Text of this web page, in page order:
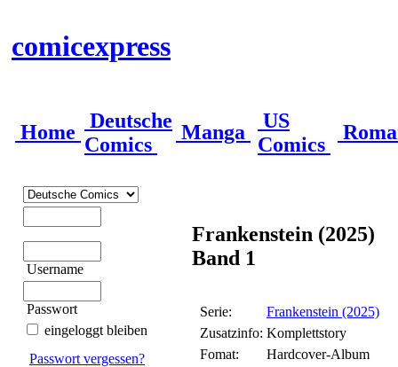
comicexpress
Home
Deutsche
Comics
Manga
US
Comics
Username
Passwort
eingeloggt bleiben
Passwort vergessen?
Frankenstein (2025)
Band 1
Serie:
Frankenstein (2025)
Zusatzinfo: Komplettstory
Fomat:
Hardcover-Album